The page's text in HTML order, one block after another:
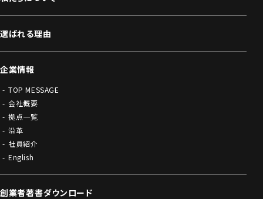
選ばれる理由
企業情報
TOP MESSAGE
会社概要
拠点一覧
沿革
社員紹介
English
創業者著書ダウンロード